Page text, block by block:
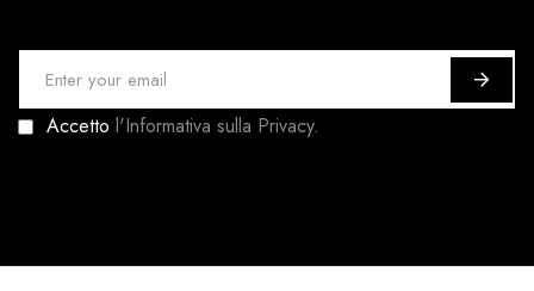
c
i
Accetto l'Informativa sulla Privacy.